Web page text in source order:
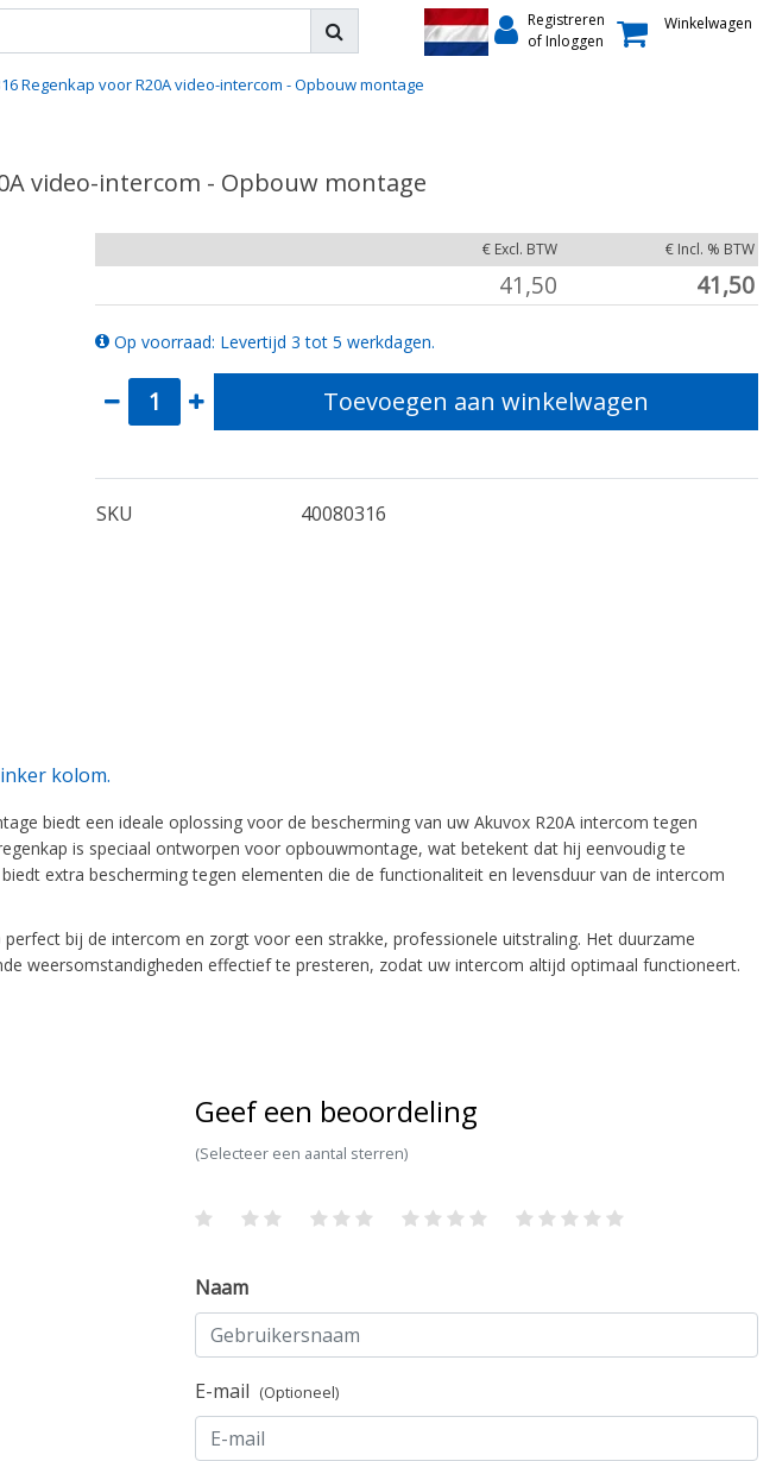
Registreren
of Inloggen
Winkelwagen
Regenkap voor R20A video-intercom - Opbouw montage
video-intercom - Opbouw montage
€ Excl. BTW € Incl. % BTW
41,50 41,50
Op voorraad: Levertijd 3 tot 5 werkdagen.
Toevoegen aan winkelwagen
SKU 40080316
kolom.
biedt een ideale oplossing voor de bescherming van uw Akuvox R20A intercom tegen
is speciaal ontworpen voor opbouwmontage, wat betekent dat hij eenvoudig te
extra bescherming tegen elementen die de functionaliteit en levensduur van de intercom
bij de intercom en zorgt voor een strakke, professionele uitstraling. Het duurzame
weersomstandigheden effectief te presteren, zodat uw intercom altijd optimaal functioneert.
Geef een beoordeling
(Selecteer een aantal sterren)
Naam
E-mail (Optioneel)